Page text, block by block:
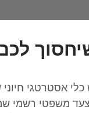
אסטרטגי
משפטי רשמי